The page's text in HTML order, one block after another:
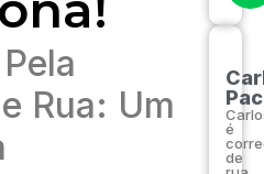
Rua: Um
é
de